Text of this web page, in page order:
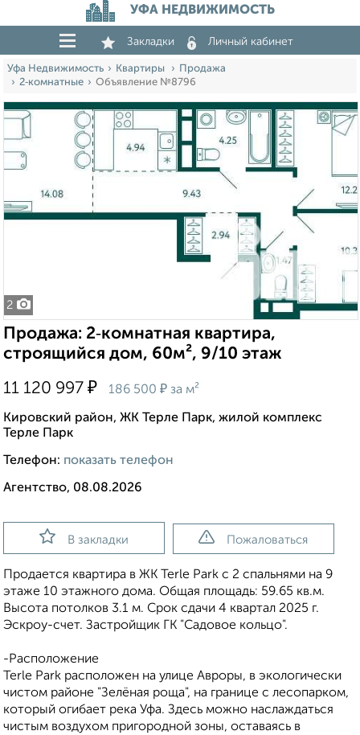
УФА НЕДВИЖИМОСТЬ
Закладки Личный кабинет
Уфа Недвижимость Квартиры
Продажа
2‑комнатные
Объявление №8796
2
Продажа: 2‑комнатная квартира,
строящийся дом, 60м², 9/10 этаж
11 120 997 ₽ 186 500 ₽ за м²
Кировский район, ЖК Терле Парк, жилой комплекс
Терле Парк
Телефон: показать телефон
Агентство, 08.08.2026
В закладки Пожаловаться
Продается квартира в ЖК Terle Park с 2 спальнями на 9
этаже 10 этажного дома. Общая площадь: 59.65 кв.м.
Высота потолков 3.1 м. Срок сдачи 4 квартал 2025 г.
Эскроу-счет. Застройщик ГК "Садовое кольцо".
-Расположение
Terle Park расположен на улице Авроры, в экологически
чистом районе "Зелёная роща", на границе с лесопарком,
который огибает река Уфа. Здесь можно наслаждаться
чистым воздухом пригородной зоны, оставаясь в